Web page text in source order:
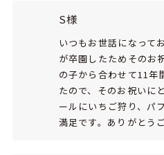
S様
いつもお世話になって
が卒園したためそのお
の子から合わせて11年
たので、そのお祝いに
ールにいちご狩り、パ
満足です。ありがとう